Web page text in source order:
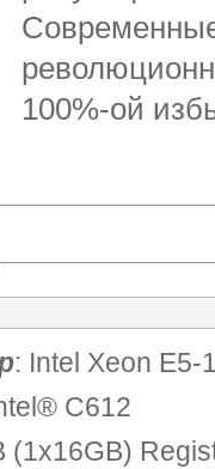
100%-ой
: Intel Xeon E5-
C612
(1x16GB)